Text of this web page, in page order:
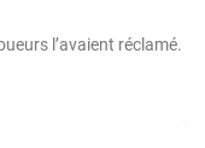
l’avaient réclamé.